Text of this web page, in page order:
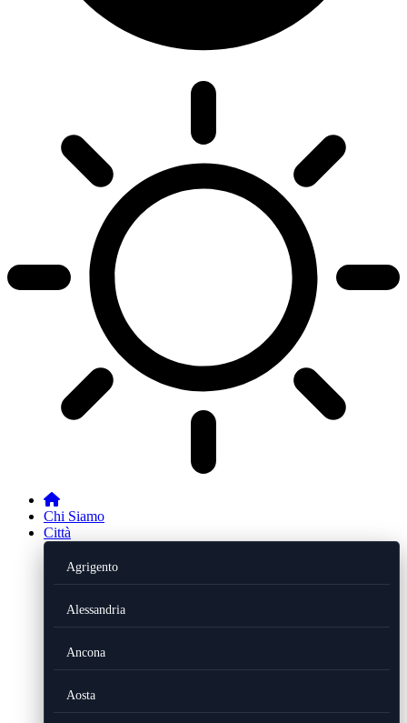
Chi Siamo
Città
Agrigento
Alessandria
Ancona
Aosta